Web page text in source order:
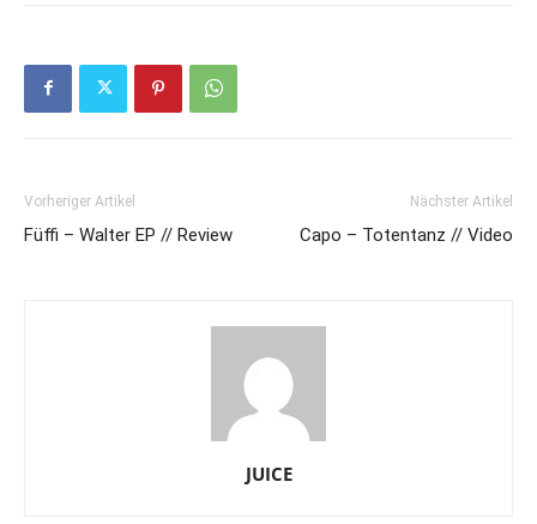
Vorheriger Artikel
Füffi – Walter EP // Review
Nächster Artikel
Capo – Totentanz // Video
JUICE